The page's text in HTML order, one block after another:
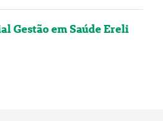
Gestão em Saúde Ereli